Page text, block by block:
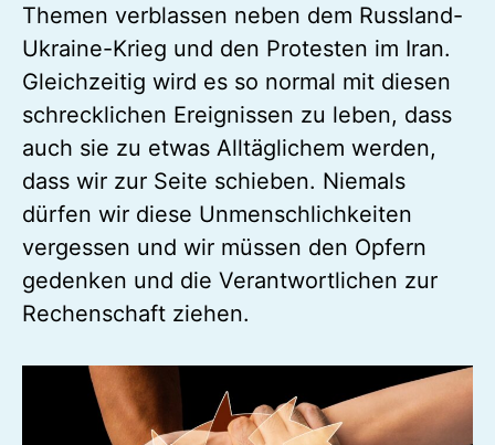
Themen verblassen neben dem Russland-
Ukraine-Krieg und den Protesten im Iran.
Gleichzeitig wird es so normal mit diesen
schrecklichen Ereignissen zu leben, dass
auch sie zu etwas Alltäglichem werden,
dass wir zur Seite schieben. Niemals
dürfen wir diese Unmenschlichkeiten
vergessen und wir müssen den Opfern
gedenken und die Verantwortlichen zur
Rechenschaft ziehen.